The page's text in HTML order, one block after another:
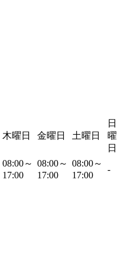
木曜日 金曜日 土曜日
日
曜
日
08:00～
17:00
08:00～
17:00
08:00～
17:00
-